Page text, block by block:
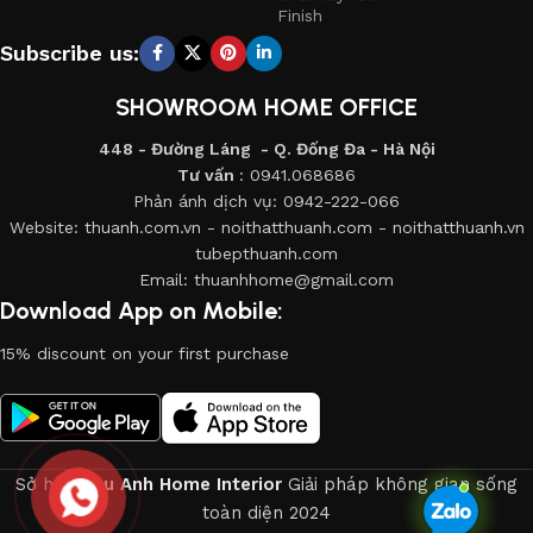
+ Lần thứ 1: Nhân viên chăm sóc khách hàng sẽ liên lạc với
đặt sản phẩm với 2 nội dung chính trao đổi với khách hàng là:
chất lượng dịch vụ và chất lượng sản phẩm.
: Nhân viên CSKH sẽ liên lạc với khách hàng sau
12 tháng với nội dung chính là khách hàng đánh giá chất
lượng sản phẩm của công ty và những vấn đề khách hàng
II. CHẾ ĐỘ BẢO DƯỠNG SẢN PHẨM
TÊN SẢN THỜI GIAN NỘI DUNG BẢO
Finish
Subscribe us:
SHOWROOM HOME OFFICE
448 - Đường Láng - Q. Đống Đa - Hà Nội
Tư vấn : 0941.068686
Phản ánh dịch vụ: 0942-222-066
Website: thuanh.com.vn - noithatthuanh.com - noithatthuanh.vn
tubepthuanh.com
Email: thuanhhome@gmail.com
Download App on Mobile:
15% discount on your first purchase
Sở hữuThu Anh Home Interior Giải pháp không gian sống
toàn diện 2024